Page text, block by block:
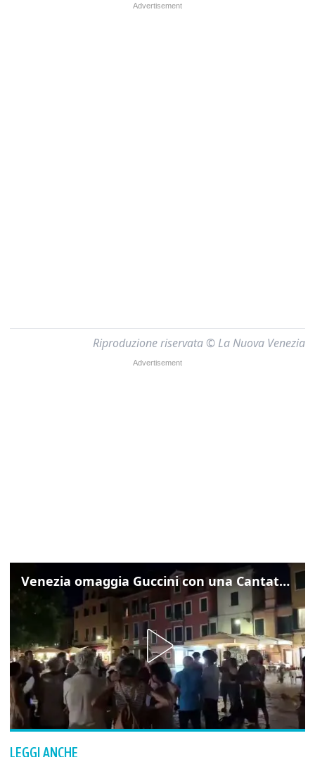
Riproduzione riservata © La Nuova Venezia
Venezia omaggia Guccini con una Cantata Anarchica in campo Santa Margherita
LEGGI ANCHE